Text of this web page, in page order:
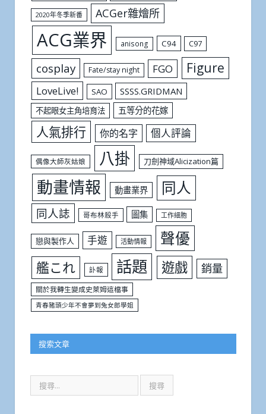
2020年冬季新番 ACGer雜燴所
ACG業界 anisong C94 C97
cosplay Fate/stay night FGO Figure
LoveLive! SAO SSSS.GRIDMAN
不起眼女主角培育法 五等分的花嫁
人氣排行 你的名字 個人評論
偶像大師灰姑娘 八掛 刀劍神域Alicization篇
動畫情報 動畫業界 同人
同人誌 哥布林殺手 圖集 工作細胞
戀與製作人 手遊 活動情報 聲優
艦これ 訃報 話題 遊戲 銷量
關於我轉生變成史萊姆這檔事
青春豬頭少年不會夢到兔女郎學姐
搜索文章